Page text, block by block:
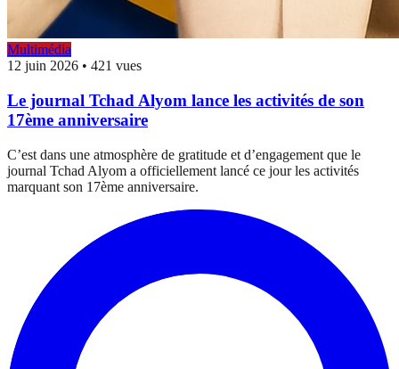
Multimédia
12 juin 2026 • 421 vues
Le journal Tchad Alyom lance les activités de son
17ème anniversaire
C’est dans une atmosphère de gratitude et d’engagement que le
journal Tchad Alyom a officiellement lancé ce jour les activités
marquant son 17ème anniversaire.